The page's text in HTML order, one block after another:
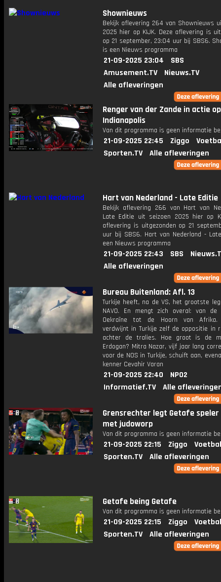
Shownieuws
Bekijk aflevering 264 van Shownieuws
2025 hier op KIJK. Deze aflevering is
op 21 september, 23:04 uur bij SBS6.
is een Nieuws programma
21-09-2025 23:04
SBS
Amusement.TV
Nieuws.TV
Alle afleveringen
Renger van der Zande in actie op
Indianapolis
Van dit programma is geen informatie
21-09-2025 22:45 Ziggo
Sporten.TV
Alle afleveringen
Hart van Nederland - Late Editie
Bekijk aflevering 266 van Hart van
Late Editie uit seizoen 2025 hier op
aflevering is uitgezonden op 21
uur bij SBS6. Hart van Nederland -
een Nieuws programma
21-09-2025 22:43 SBS
Alle afleveringen
Bureau Buitenland: Afl. 13
Turkije heeft, na de VS, het grootste
NAVO. En mengt zich overal: van de
Oekraïne tot de Hoorn van Afrika.
verdwijnt in Turkije zelf de oppositie in
achter de tralies. Hoe groot is de
Erdogan? Mitra Nazar, vijf jaar lang
voor de NOS in Turkije, schuift aan,
kenner Cevahir Varan
21-09-2025 22:40
NPO2
Informatief.TV
Alle
Grensrechter legt Getafe
met judoworp
Van dit programma is geen informatie
21-09-2025 22:15 Ziggo
Sporten.TV
Alle afleveringen
Getafe being Getafe
Van dit programma is geen informatie
21-09-2025 22:15 Ziggo
Sporten.TV
Alle afleveringen